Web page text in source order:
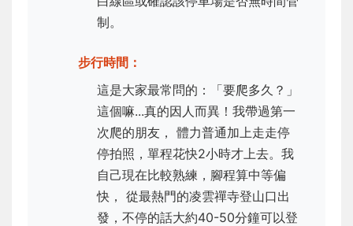
制。
步行時間：
這是大家最常問的：「要爬多久？」
這個嘛...真的因人而異！我帶過第一
次爬的朋友， 體力普通加上走走停
停拍照，單程花快2小時才上去。我
自己現在比較熟練，腳程算中等偏
快， 從最熱門的凌雲禪寺登山口出
發，不停的話大約40-50分鐘可以登